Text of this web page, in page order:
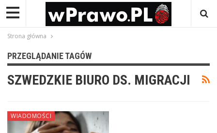
Strona główna
PRZEGLĄDANIE TAGÓW
SZWEDZKIE BIURO DS. MIGRACJI
WIADOMOŚCI